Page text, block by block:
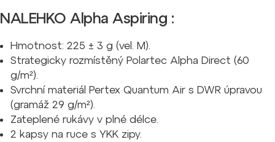
NALEHKO Alpha Aspiring :
Hmotnost: 225 ± 3 g (vel. M).
Strategicky rozmístěný Polartec Alpha Direct (60
g/m²).
Svrchní materiál Pertex Quantum Air s DWR úpravou
(gramáž 29 g/m²).
Zateplené rukávy v plné délce.
2 kapsy na ruce s YKK zipy.